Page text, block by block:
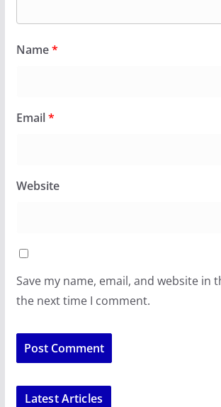
Name*
Email*
Website
Save my name, email, and website in
the next time I comment.
Latest Articles